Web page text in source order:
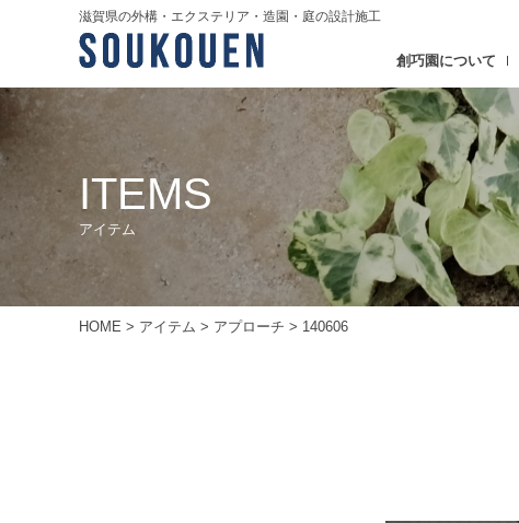
滋賀県の外構・エクステリア・造園・庭の設計施工
創巧園について
ITEMS
アイテム
HOME > アイテム > アプローチ > 140606